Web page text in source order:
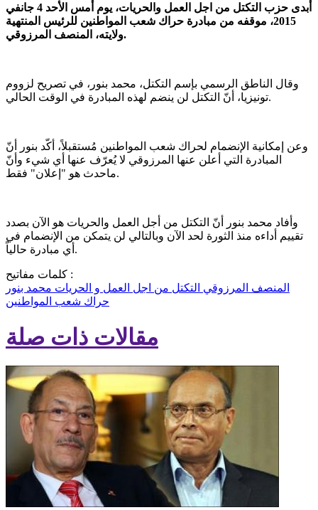
أبدى حزب التكتل من اجل العمل والحريات، يوم أمس الأحد 4 جانفي
2015، موقفه من مبادرة حراك شعب المواطنين للرئيس المنتهية
ولايته، المنصف المرزوقي.
وقال الناطق الرسمي بإسم التكتل، محمد بنور، في تصريح لزووم
تونيزيا، أنّ التكتل لن ينضم لهذه المبادرة في الوقت الحالي.
وعن إمكانية الإنضمام لحراك شعب المواطنين مُستقبلاً، أكّد بنور أنّ
المبادرة التي أعلن عنها المرزوقي لا يُعرّف عنها أي شيء وأنّ
ماحدث هو "إعلان" فقط.
وأفاد محمد بنور أنّ التكتل من أجل العمل والحريات هو الآن بصدد
تقييم أداءه منذ الثورة لحد الآن وبالتالي لن يتمكن من الإنضمام في
أي مبادرة حالياً.
كلمات مفاتيح :
المنصف المرزوقي التكتل من اجل العمل و الحريات محمد بنور
حراك شعب المواطنين
مقالات ذات صلة